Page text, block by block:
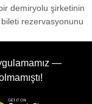
demiryolu şirketinin
rezervasyonunu
—